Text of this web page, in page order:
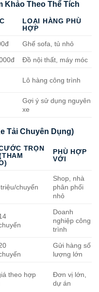
Khảo Theo Thể Tích
LOẠI HÀNG PHÙ
HỢP
Ghế sofa, tủ nhỏ
Đồ nội thất, máy móc
Lô hàng công trình
Gợi ý sử dụng nguyên
xe
Tải Chuyên Dụng)
TRỌN
PHÙ HỢP
VỚI
chuyến
Shop, nhà
phân phối
nhỏ
Doanh
nghiệp công
trình
Gửi hàng số
lượng lớn
theo hợp
Đơn vị lớn,
dự án